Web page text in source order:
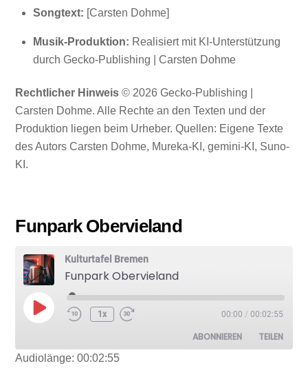
Songtext: [Carsten Dohme]
Musik-Produktion: Realisiert mit KI-Unterstützung
durch Gecko-Publishing | Carsten Dohme
Rechtlicher Hinweis © 2026 Gecko-Publishing |
Carsten Dohme. Alle Rechte an den Texten und der
Produktion liegen beim Urheber. Quellen: Eigene Texte
des Autors Carsten Dohme, Mureka-KI, gemini-KI, Suno-
KI.
Funpark Obervieland
Kulturtafel Bremen
Funpark Obervieland
Play
Episode
1x 00:00 / 00:02:55
ABONNIEREN
TEILEN
Audiolänge: 00:02:55